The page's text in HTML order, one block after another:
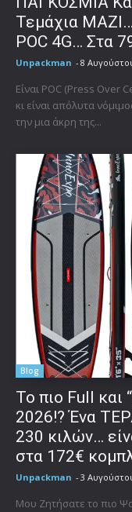
Τεμάχια
POC 4G… Στα
Unpackman - 8
Είναι POC (Press Over
κι είναι απόλυτα
την μια άκρη της...
Blog
To πιο Full και
2026!? Ένα
230 κιλών…
στα 172€
Unpackman - 3
Μου Ζητήσατε το πιο